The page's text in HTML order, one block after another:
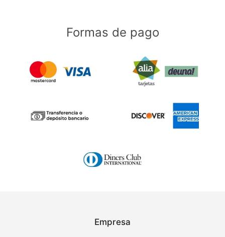
Formas de pago
Empresa